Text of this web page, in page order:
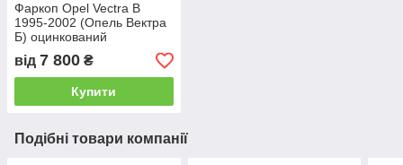
Фаркоп Opel Vectra B
1995-2002 (Опель Вектра
Б) оцинкований
від 7 800 ₴
Купити
Подібні товари компанії